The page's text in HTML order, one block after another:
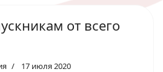
от всего
17 июля 2020